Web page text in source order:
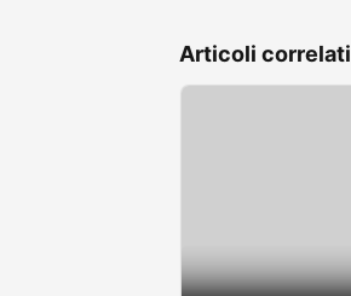
Articoli correlati